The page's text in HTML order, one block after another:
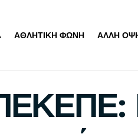
ΑΘΛΗΤΙΚΉ ΦΩΝΉ ΆΛΛΗ